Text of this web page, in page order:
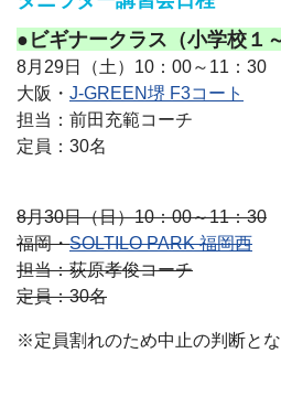
●ビギナークラス（小学校１
8月29日（土）10：00～11：30
大阪・ J-GREEN堺 F3コート
担当：前田充範コーチ
定員：30名
8月30日（日）10：00～11：30
福岡・SOLTILO PARK 福岡西
担当：荻原孝俊コーチ
定員：30名
※定員割れのため中止の判断とな